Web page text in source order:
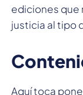
ediciones que
justicia al tipo
Aquí toca